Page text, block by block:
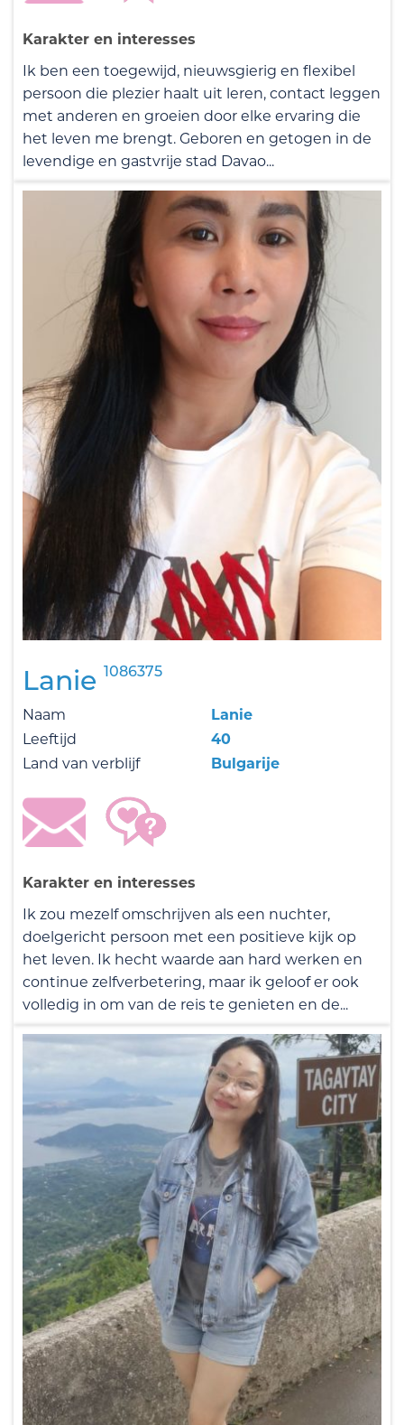
Karakter en interesses
Ik ben een toegewijd, nieuwsgierig en flexibel
persoon die plezier haalt uit leren, contact leggen
met anderen en groeien door elke ervaring die
het leven me brengt. Geboren en getogen in de
levendige en gastvrije stad Davao...
Lanie 1086375
Naam
Lanie
Leeftijd
40
Land van verblijf
Bulgarije
Karakter en interesses
Ik zou mezelf omschrijven als een nuchter,
doelgericht persoon met een positieve kijk op
het leven. Ik hecht waarde aan hard werken en
continue zelfverbetering, maar ik geloof er ook
volledig in om van de reis te genieten en de...